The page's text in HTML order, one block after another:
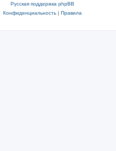
Русская поддержка phpBB
Конфиденциальность| Правила